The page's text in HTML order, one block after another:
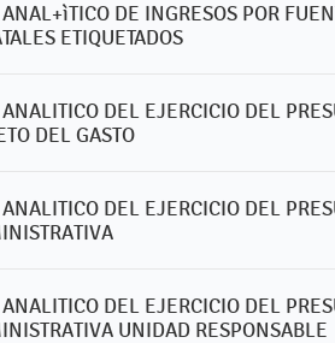
DE INGRESOS POR
ETIQUETADOS
DEL EJERCICIO DEL
DEL GASTO
DEL EJERCICIO DEL
DEL EJERCICIO DEL
UNIDAD RESPONSABLE